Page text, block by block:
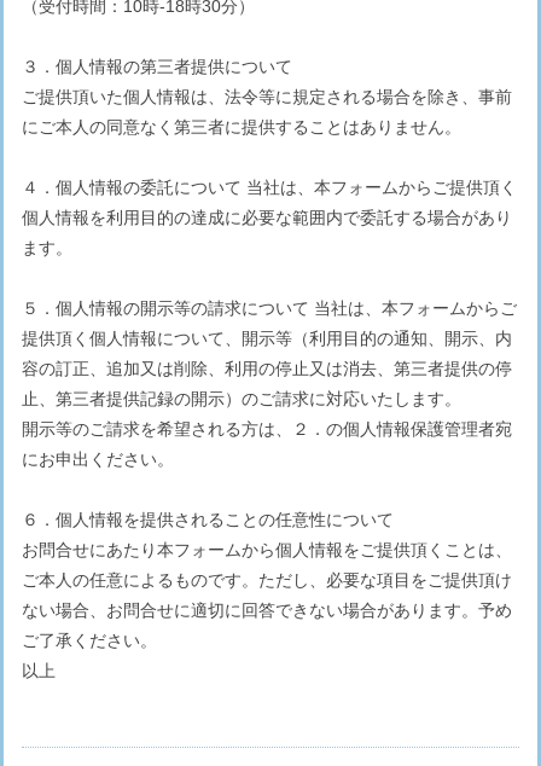
（受付時間：10時-18時30分）
３．個人情報の第三者提供について
ご提供頂いた個人情報は、法令等に規定される場合を除き、事前
にご本人の同意なく第三者に提供することはありません。
４．個人情報の委託について 当社は、本フォームからご提供頂く
個人情報を利用目的の達成に必要な範囲内で委託する場合があり
ます。
５．個人情報の開示等の請求について 当社は、本フォームからご
提供頂く個人情報について、開示等（利用目的の通知、開示、内
容の訂正、追加又は削除、利用の停止又は消去、第三者提供の停
止、第三者提供記録の開示）のご請求に対応いたします。
開示等のご請求を希望される方は、２．の個人情報保護管理者宛
にお申出ください。
６．個人情報を提供されることの任意性について
お問合せにあたり本フォームから個人情報をご提供頂くことは、
ご本人の任意によるものです。ただし、必要な項目をご提供頂け
ない場合、お問合せに適切に回答できない場合があります。予め
ご了承ください。
以上